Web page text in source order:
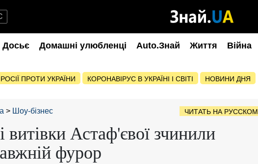
Досьє Домашні улюбленці Auto.Знай Життя Війна
ПРОТИ УКРАЇНИ КОРОНАВІРУС В УКРАЇНІ І СВІТІ НОВИНИ ДНЯ
Шоу-бізнес ЧИТАТЬ НА РУССКОМ
витівки Астаф'євої зчинили
фурор